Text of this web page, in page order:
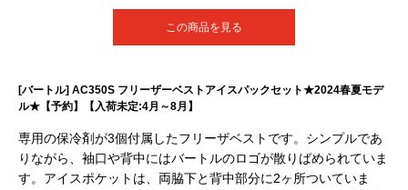
この商品を見る
[バートル] AC350S フリーザーベストアイスパックセット★2024春夏モデ
ル★【予約】【入荷未定:4月～8月】
専用の保冷剤が3個付属したフリーザベストです。シンプルであ
りながら、袖口や背中にはバートルのロゴが散りばめられていま
す。アイスポケットは、両脇下と背中部分に2ヶ所ついていま